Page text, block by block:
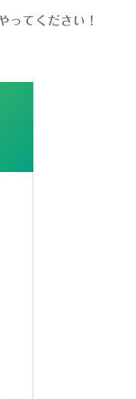
ってください！